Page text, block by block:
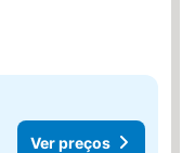
Ver preços